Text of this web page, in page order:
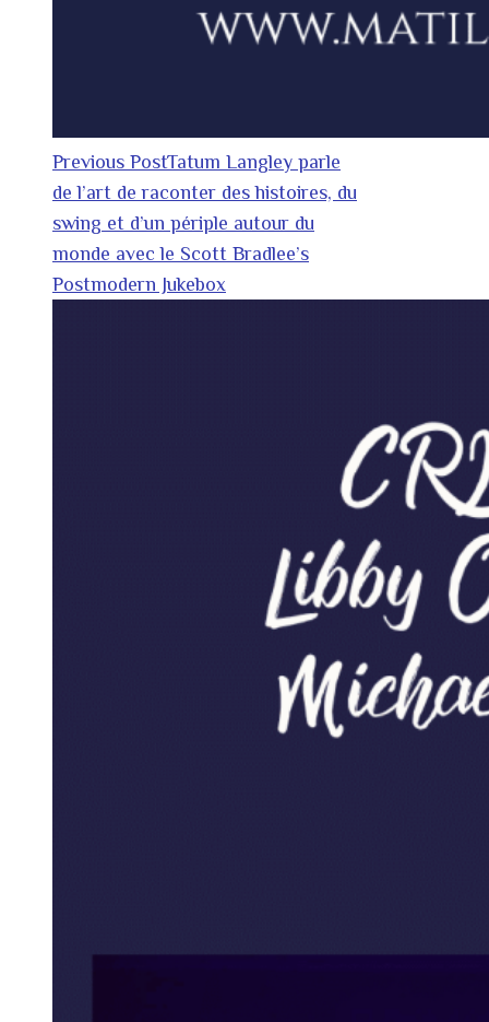
Previous PostTatum Langley parle
de l’art de raconter des histoires, du
swing et d’un périple autour du
monde avec le Scott Bradlee’s
Postmodern Jukebox